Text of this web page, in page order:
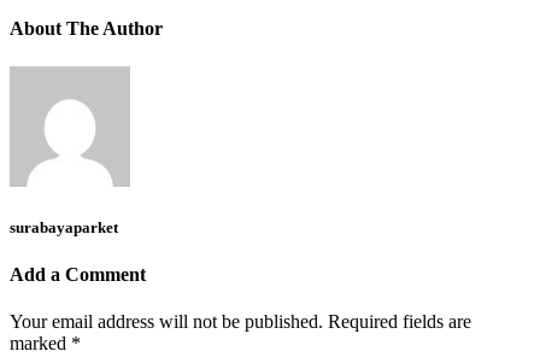
About The Author
surabayaparket
Add a Comment
Your email address will not be published. Required fields are
marked *